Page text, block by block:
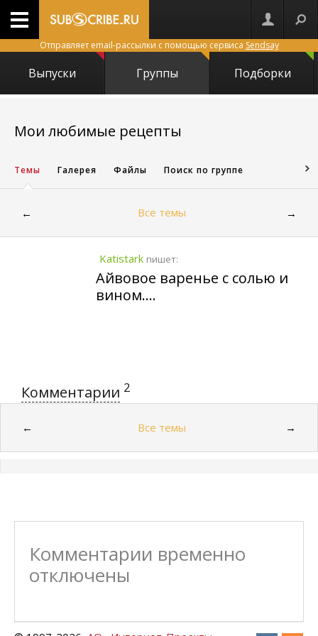
Отправляет email-рассылки с помощью сервиса Sendsay
Выпуски Группы Подборки
Мои любимые рецепты
Темы Галерея Файлы Поиск по группе
← Все темы →
Katistark пишет:
Айвовое варенье с солью и
вином....
Комментарии 2
← Все темы →
Комментарии временно
отключены